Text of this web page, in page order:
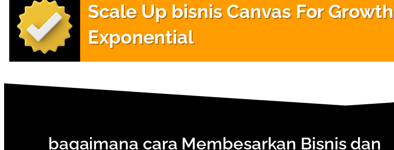
Scale Up bisnis Canvas For Growth
Exponential
bagaimana cara Membesarkan Bisnis dan